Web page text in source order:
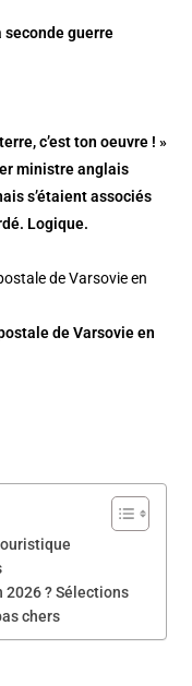
seconde guerre
c’est ton oeuvre ! »
ministre anglais
s’étaient associés
Logique.
de Varsovie en
2026 ? Sélections
chers